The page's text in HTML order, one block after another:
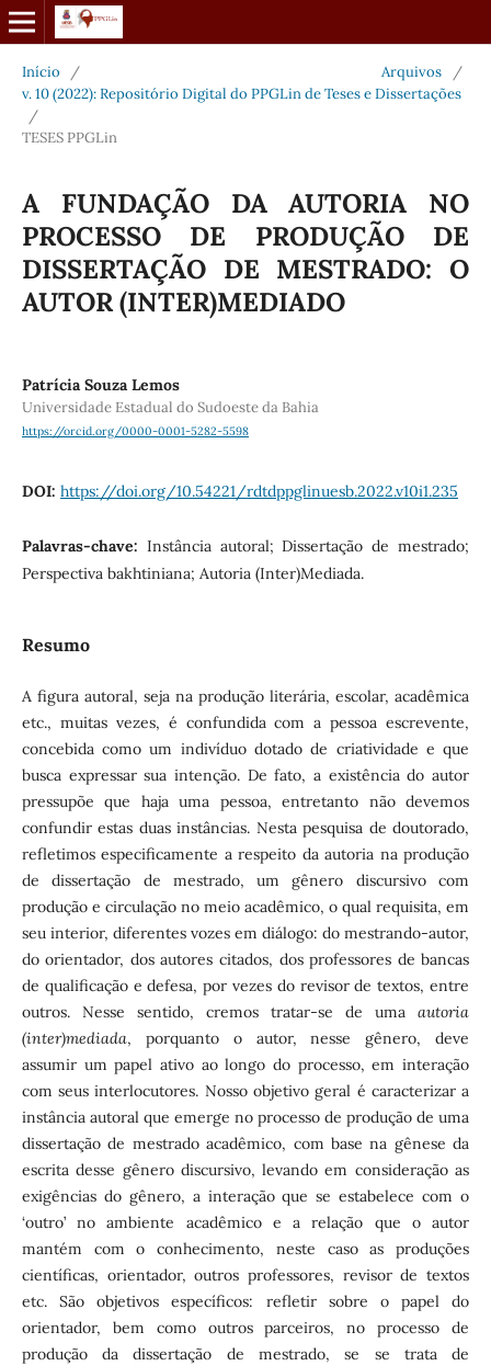
Início / Arquivos
/
v. 10 (2022): Repositório Digital do PPGLin de Teses e Dissertações
/
TESES PPGLin
A FUNDAÇÃO DA AUTORIA NO
PROCESSO DE PRODUÇÃO DE
DISSERTAÇÃO DE MESTRADO: O
AUTOR (INTER)MEDIADO
Patrícia Souza Lemos
Universidade Estadual do Sudoeste da Bahia
https://orcid.org/0000-0001-5282-5598
DOI: https://doi.org/10.54221/rdtdppglinuesb.2022.v10i1.235
Palavras-chave: Instância autoral; Dissertação de mestrado;
Perspectiva bakhtiniana; Autoria (Inter)Mediada.
Resumo
A figura autoral, seja na produção literária, escolar, acadêmica
etc., muitas vezes, é confundida com a pessoa escrevente,
concebida como um indivíduo dotado de criatividade e que
busca expressar sua intenção. De fato, a existência do autor
pressupõe que haja uma pessoa, entretanto não devemos
confundir estas duas instâncias. Nesta pesquisa de doutorado,
refletimos especificamente a respeito da autoria na produção
de dissertação de mestrado, um gênero discursivo com
produção e circulação no meio acadêmico, o qual requisita, em
seu interior, diferentes vozes em diálogo: do mestrando-autor,
do orientador, dos autores citados, dos professores de bancas
de qualificação e defesa, por vezes do revisor de textos, entre
outros. Nesse sentido, cremos tratar-se de umaautoria
(inter)mediada, porquanto o autor, nesse gênero, deve
assumir um papel ativo ao longo do processo, em interação
com seus interlocutores. Nosso objetivo geral é caracterizar a
instância autoral que emerge no processo de produção de uma
dissertação de mestrado acadêmico, com base na gênese da
escrita desse gênero discursivo, levando em consideração as
exigências do gênero, a interação que se estabelece com o
‘outro’ no ambiente acadêmico e a relação que o autor
mantém com o conhecimento, neste caso as produções
científicas, orientador, outros professores, revisor de textos
etc. São objetivos específicos: refletir sobre o papel do
orientador, bem como outros parceiros, no processo de
produção da dissertação de mestrado, se se trata de